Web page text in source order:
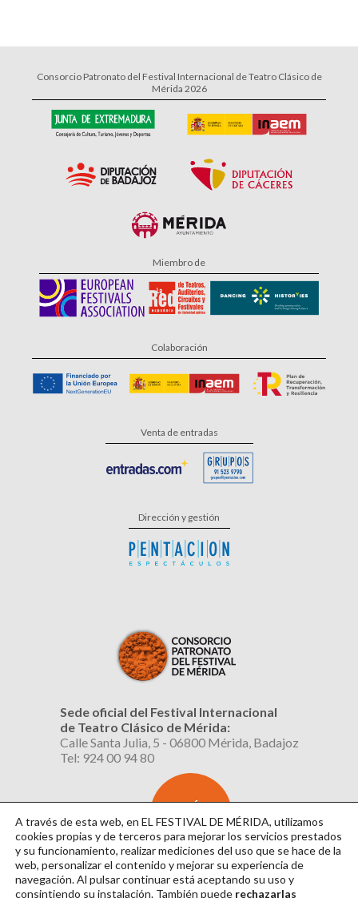
Consorcio Patronato del Festival Internacional de Teatro Clásico de
Mérida 2026
Miembro de
Colaboración
Venta de entradas
Dirección y gestión
Sede oficial del Festival Internacional
de Teatro Clásico de Mérida:
Calle Santa Julia, 5 - 06800 Mérida, Badajoz
Tel: 924 00 94 80
SUSCRÍBETE
AL BOLETÍN
A través de esta web, en EL FESTIVAL DE MÉRIDA, utilizamos
cookies propias y de terceros para mejorar los servicios prestados
y su funcionamiento, realizar mediciones del uso que se hace de la
web, personalizar el contenido y mejorar su experiencia de
navegación. Al pulsar continuarestá aceptando su uso y
consintiendo su instalación. También puede rechazarlas